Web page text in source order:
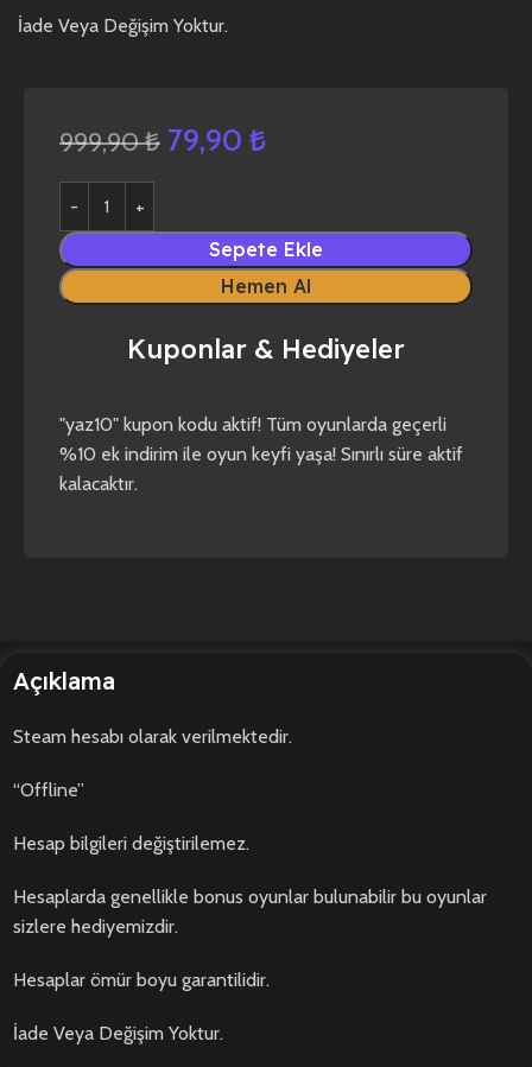
İade Veya Değişim Yoktur.
999,90₺ 79,90 ₺
Sepete Ekle
Hemen Al
Kuponlar & Hediyeler
"yaz10" kupon kodu aktif! Tüm oyunlarda geçerli
%10 ek indirim ile oyun keyfi yaşa! Sınırlı süre aktif
kalacaktır.
Açıklama
Steam hesabı olarak verilmektedir.
“Offline”
Hesap bilgileri değiştirilemez.
Hesaplarda genellikle bonus oyunlar bulunabilir bu oyunlar
sizlere hediyemizdir.
Hesaplar ömür boyu garantilidir.
İade Veya Değişim Yoktur.